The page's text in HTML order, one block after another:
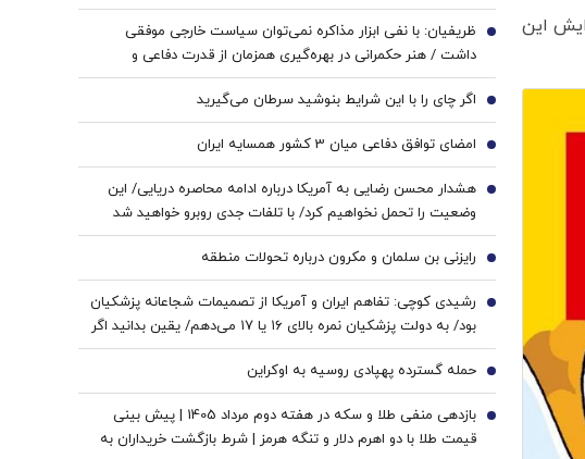
این
خواهند یافت/ دیپلماسی بدون پشتیبانی مردمی امکان‌پذیر نیست
ظریفیان: با نفی ابزار مذاکره نمی‌توان سیاست خارجی موفقی
داشت / هنر حکمرانی در بهره‌گیری همزمان از قدرت دفاعی و
ظرفیت‌های دیپلماتیک است، نه حذف یکی به نفع دیگری
2
اگر چای را با این شرایط بنوشید سرطان می‌گیرید 3
امضای توافق دفاعی میان 3 کشور همسایه ایران 4
هشدار محسن رضایی به آمریکا درباره ادامه محاصره دریایی/ این
وضعیت را تحمل نخواهیم کرد/ با تلفات جدی روبرو خواهید شد
5
رایزنی بن سلمان و مکرون درباره تحولات منطقه 6
رشیدی کوچی: تفاهم ایران و آمریکا از تصمیمات شجاعانه پزشکیان
بود/ به دولت پزشکیان نمره بالای ۱۶ یا ۱۷ می‌دهم/ یقین بدانید اگر
هر فرد دیگری جای پزشکیان بود، کشور با مشکلات بزرگی روبه‌رو
می‌شد/ اگر جلیلی رئیس‌جمهور می‌شد...
7
حمله گسترده پهپادی روسیه به اوکراین 8
بازدهی منفی طلا و سکه در هفته دوم مرداد 1405 | پیش بینی
قیمت طلا با دو اهرم دلار و تنگه هرمز | شرط بازگشت خریداران به
9